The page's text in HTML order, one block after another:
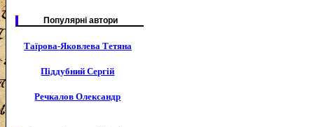
Популярні автори
Таїрова-Яковлева Тетяна
Піддубний Сергій
Речкалов Олександр